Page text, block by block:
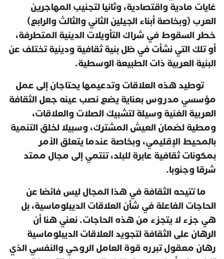
غايات مادية واقتصادية، وثانيا لتجنيب المهاجرين
العرب (وبخاصة أبناء الجيلين الثاني والثالث والرابع)
خطر السقوط في شراك التأويلات الدينية المتطرفة،
أو تلك التي نشأت في ظل بنية ثقافية ودينية تختلف عن
البنية العربية ذات الطبيعة الوسطية.
توطيد هذه العلاقات وتدعيمها يحتاجان إلى عمل
مؤسسي مدروس بعناية يضع نصب عينه جعل الثقافة
العربية الغنية وسيلة لتشبيك الصلات والعلاقات،
ومطية لضمان العيش المشترك، وسبيلا لخلق التنمية
بالمحيط الإقليمي، وبخاصة عندما يتعلق الأمر
بمكونات ثقافية عابرة للبلد، تنتمي إلى مجال ممتد
شرقا وجنوبا.
ما تتيحه الثقافة في هذا المجال ليس فائضا عن
الحاجات الفاعلة في شأن العلاقات الديبلوماسية، بل
هي جزء لا يتجزء من هذه الحاجات. نعني هنا أن
الرهان على الثقافة لتجويد العلاقات الديبلوماسية
رهان معقول تبرره قوة العامل الروحي والنفسي الذي